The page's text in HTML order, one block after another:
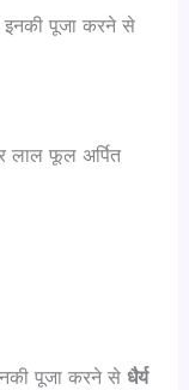
इनकी पूजा करने से
लाल फूल अर्पित
पूजा करने सेधैर्य